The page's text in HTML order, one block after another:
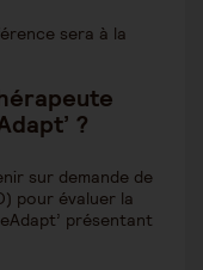
sera à la
’ ?
sur demande de
pour évaluer la
présentant